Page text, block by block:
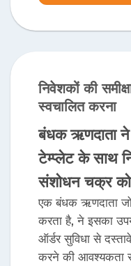
निवेशकों की
स्वचालित करना
बंधक ऋणदाता ने
टेम्प्लेट के साथ
संशोधन चक्र को
एक बंधक ऋणदाता
करता है, ने इसका
ऑर्डर सुविधा से
करने की आवश्यकता